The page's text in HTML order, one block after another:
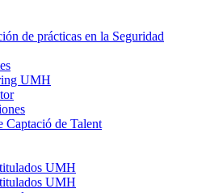
de prácticas en la Seguridad
UMH
Captació de Talent
UMH
UMH